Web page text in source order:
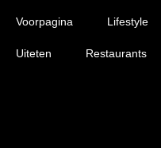
Voorpagina Lifestyle
Uiteten Restaurants